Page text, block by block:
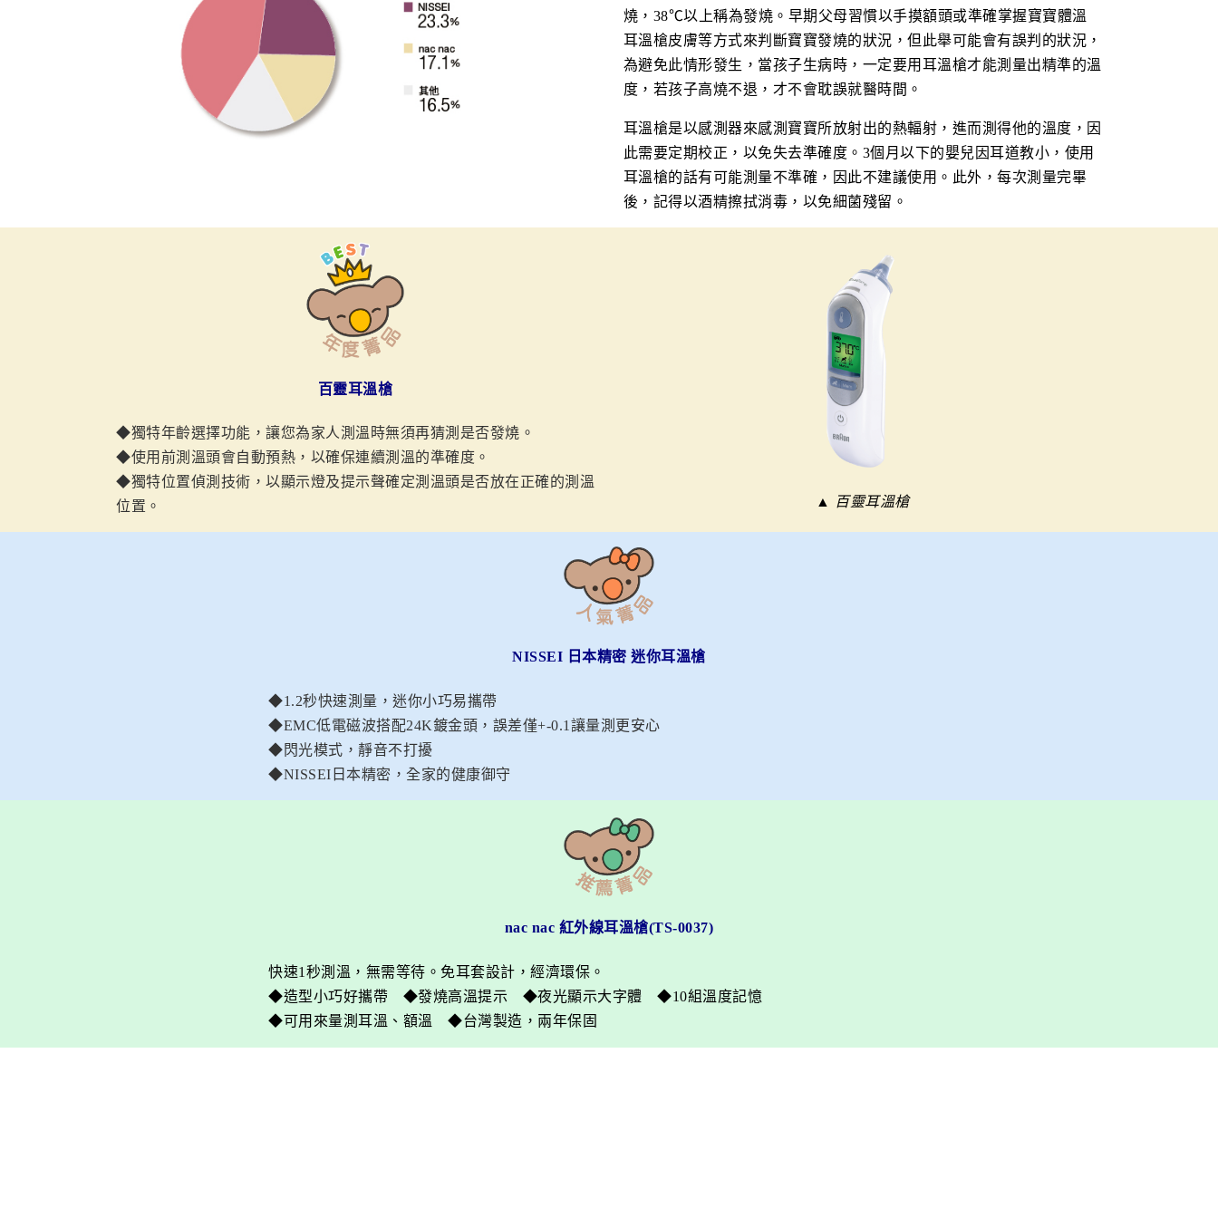
燒，38℃以上稱為發燒。早期父母習慣以手摸額頭或準確掌握寶寶體溫
耳溫槍皮膚等方式來判斷寶寶發燒的狀況，但此舉可能會有誤判的狀況，
為避免此情形發生，當孩子生病時，一定要用耳溫槍才能測量出精準的溫
度，若孩子高燒不退，才不會耽誤就醫時間。
耳溫槍是以感測器來感測寶寶所放射出的熱輻射，進而測得他的溫度，因
此需要定期校正，以免失去準確度。3個月以下的嬰兒因耳道教小，使用
耳溫槍的話有可能測量不準確，因此不建議使用。此外，每次測量完畢
後，記得以酒精擦拭消毒，以免細菌殘留。
百靈耳溫槍
◆獨特年齡選擇功能，讓您為家人測溫時無須再猜測是否發燒。
◆使用前測溫頭會自動預熱，以確保連續測溫的準確度。
◆獨特位置偵測技術，以顯示燈及提示聲確定測溫頭是否放在正確的測溫
位置。
▲ 百靈耳溫槍
NISSEI 日本精密迷你耳溫槍
◆1.2秒快速測量，迷你小巧易攜帶
◆EMC低電磁波搭配24K鍍金頭，誤差僅+-0.1讓量測更安心
◆閃光模式，靜音不打擾
◆NISSEI日本精密，全家的健康御守
nac nac 紅外線耳溫槍(TS-0037)
快速1秒測溫，無需等待。免耳套設計，經濟環保。
◆造型小巧好攜帶 ◆發燒高溫提示 ◆夜光顯示大字體 ◆10組溫度記憶
◆可用來量測耳溫、額溫 ◆台灣製造，兩年保固